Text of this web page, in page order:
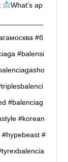
What’s ap
#б
#balensi
#balenciag
#korean
#